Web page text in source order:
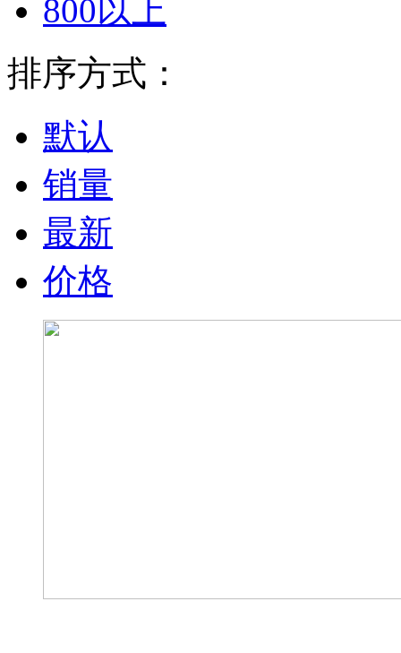
800以上
排序方式：
默认
销量
最新
价格